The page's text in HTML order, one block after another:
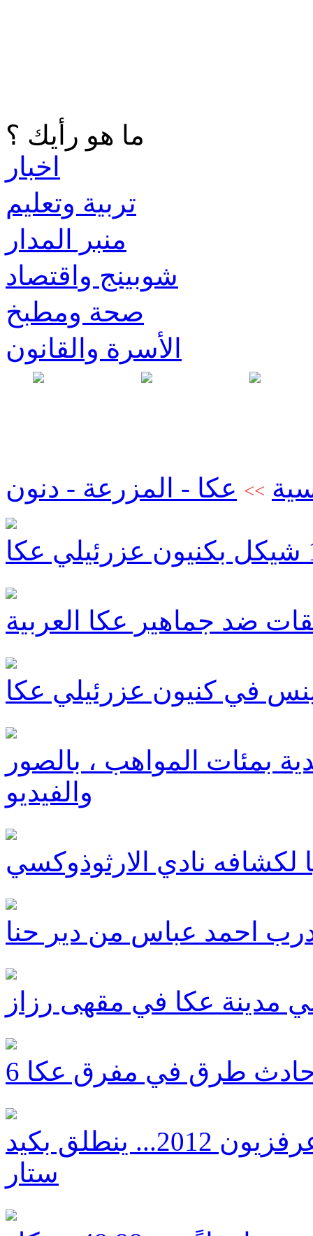
ما هو رأيك ؟
اخبار
تربية وتعليم
منبر المدار
شوبينج واقتصاد
صحة ومطبخ
الأسرة والقانون
>> عكا - المزرعة - دنون
ضد جماهير عكا العربية
في كنيون عزرئيلي عكا
بمئات المواهب ، بالصور
والفيديو
لكشافه نادي الارثوذوكسي
احمد عباس من دير حنا
مدينة عكا في مقهى رزاز
حادث طرق في مفرق عكا
المنتج علي عباسي : بعد نجاح عرفزيون 2012... ينطلق بكيد
ستار